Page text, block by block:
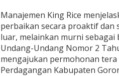
Manajemen King Rice
perbaikan secara proaktif dan
luar, melainkan murni
Undang-Undang Nomor 2
mengajukan permohonan
Perdagangan Kabupaten